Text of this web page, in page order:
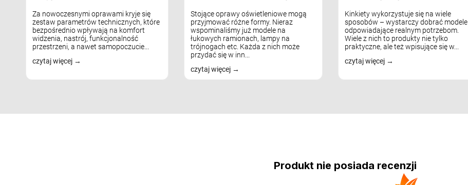
Za nowoczesnymi oprawami kryje się
zestaw parametrów technicznych, które
bezpośrednio wpływają na komfort
widzenia, nastrój, funkcjonalność
przestrzeni, a nawet samopoczucie...
czytaj więcej
Stojące oprawy oświetleniowe mogą
przyjmować różne formy. Nieraz
wspominaliśmy już modele na
łukowych ramionach, lampy na
trójnogach etc. Każda z nich może
przydać się w inn...
czytaj więcej
Kinkiety wykorzystuje się na wiele
sposobów – wystarczy dobrać modele
odpowiadające realnym potrzebom.
Wiele z nich to produkty nie tylko
praktyczne, ale też wpisujące się w...
czytaj więcej
Produkt nie posiada recenzji